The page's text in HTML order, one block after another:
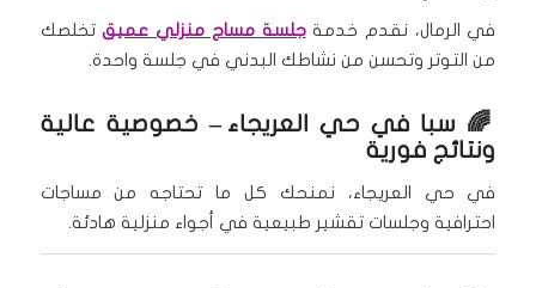
في الرمال، نقدم خدمةجلسة مساج منزلي عميقتخلصك
من التوتر وتحسن من نشاطك البدني في جلسة واحدة.
🌈 سبا في حي العريجاء – خصوصية عالية
ونتائج فورية
في حي العريجاء، نمنحك كل ما تحتاجه من مساجات
احترافية وجلسات تقشير طبيعية في أجواء منزلية هادئة.